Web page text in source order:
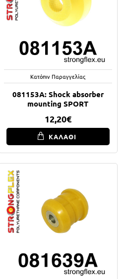
Κατόπιν Παραγγελίας
081153A: Shock absorber
mounting SPORT
12,20€
ΚΑΛΑΘΙ